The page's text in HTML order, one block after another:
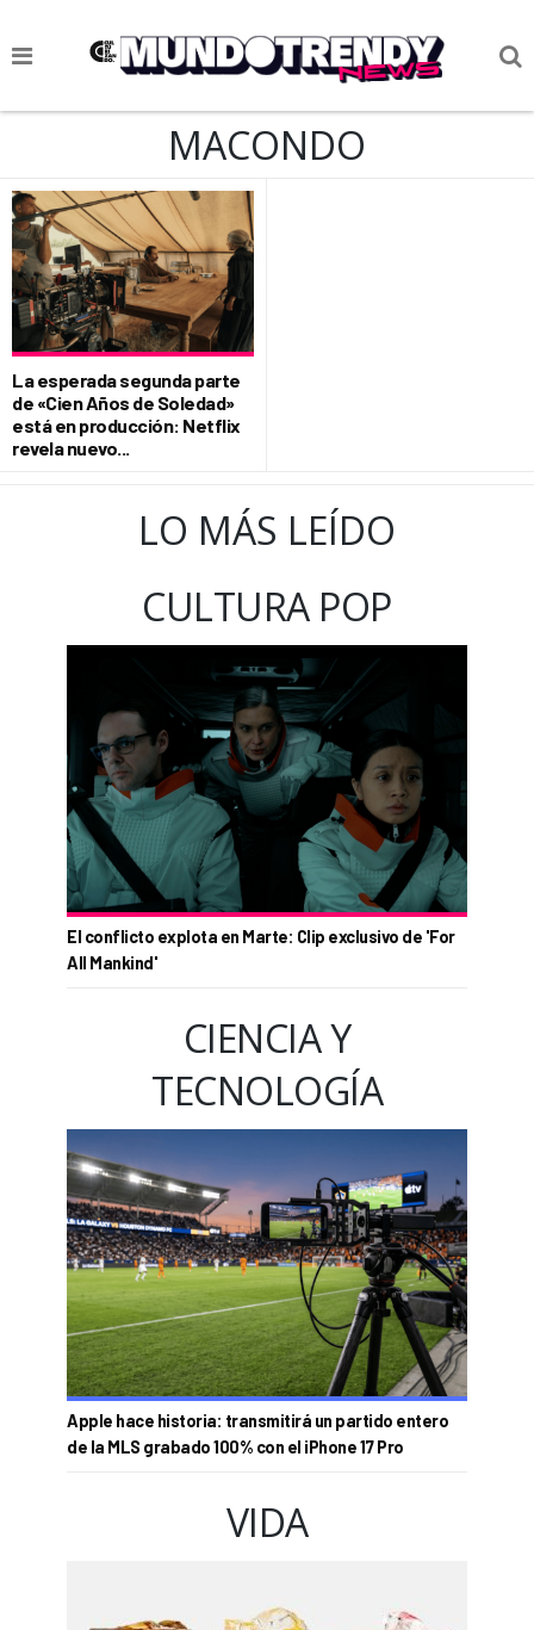
NOTICIAS
CIENCIA Y TECNOLOGÍA
VIDA
SOCIEDAD
CULTURIZANDO.COM
MACONDO
La esperada segunda parte
de «Cien Años de Soledad»
está en producción: Netflix
revela nuevo...
LO MÁS LEÍDO
CULTURA POP
El conflicto explota en Marte: Clip exclusivo de 'For
All Mankind'
CIENCIA Y
TECNOLOGÍA
Apple hace historia: transmitirá un partido entero
de la MLS grabado 100% con el iPhone 17 Pro
VIDA